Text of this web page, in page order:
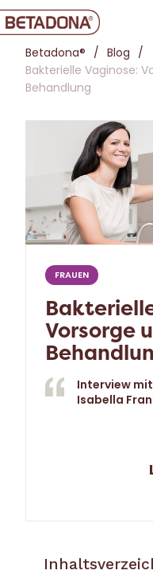
Betadona®
Blog
Bakterielle Vaginose:
Behandlung
FRAUEN
Vorsorge
Interview
Isabella